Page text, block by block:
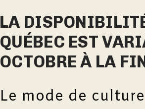
LA
QUÉBEC EST
OCTOBRE À LA
Le mode de